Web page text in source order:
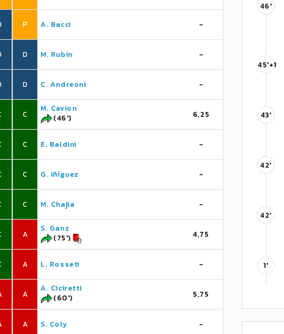
P A. Bacci -
D M. Rubin -
D C. Andreoni -
C
M. Cavion
(46')
6,25
C E. Baldini -
C G. Iñíguez -
C M. Chajia -
A
S. Ganz
(75')
4,75
A L. Rosseti -
A
A. Ciciretti
(60')
5,75
A S. Coly -
46'
45'+1
43'
42'
42'
1'